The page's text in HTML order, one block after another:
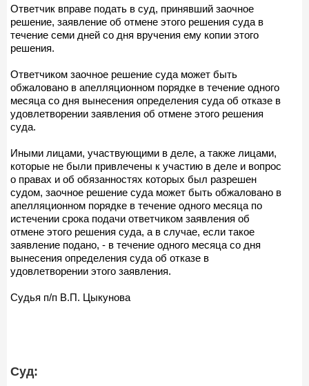
Ответчик вправе подать в суд, принявший заочное
решение, заявление об отмене этого решения суда в
течение семи дней со дня вручения ему копии этого
решения.
Ответчиком заочное решение суда может быть
обжаловано в апелляционном порядке в течение одного
месяца со дня вынесения определения суда об отказе в
удовлетворении заявления об отмене этого решения
суда.
Иными лицами, участвующими в деле, а также лицами,
которые не были привлечены к участию в деле и вопрос
о правах и об обязанностях которых был разрешен
судом, заочное решение суда может быть обжаловано в
апелляционном порядке в течение одного месяца по
истечении срока подачи ответчиком заявления об
отмене этого решения суда, а в случае, если такое
заявление подано, - в течение одного месяца со дня
вынесения определения суда об отказе в
удовлетворении этого заявления.
Судья п/п В.П. Цыкунова
Суд: